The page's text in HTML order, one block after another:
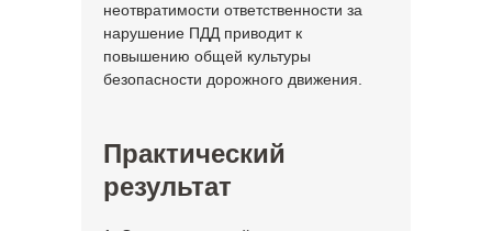
неотвратимости ответственности за
нарушение ПДД приводит к
повышению общей культуры
безопасности дорожного движения.
Практический
результат